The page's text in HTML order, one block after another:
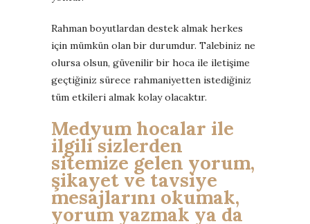
Rahman boyutlardan destek almak herkes
için mümkün olan bir durumdur. Talebiniz ne
olursa olsun, güvenilir bir hoca ile iletişime
geçtiğiniz sürece rahmaniyetten istediğiniz
tüm etkileri almak kolay olacaktır.
Medyum hocalar ile
ilgili sizlerden
sitemize gelen yorum,
şikayet ve tavsiye
mesajlarını okumak,
yorum yazmak ya da